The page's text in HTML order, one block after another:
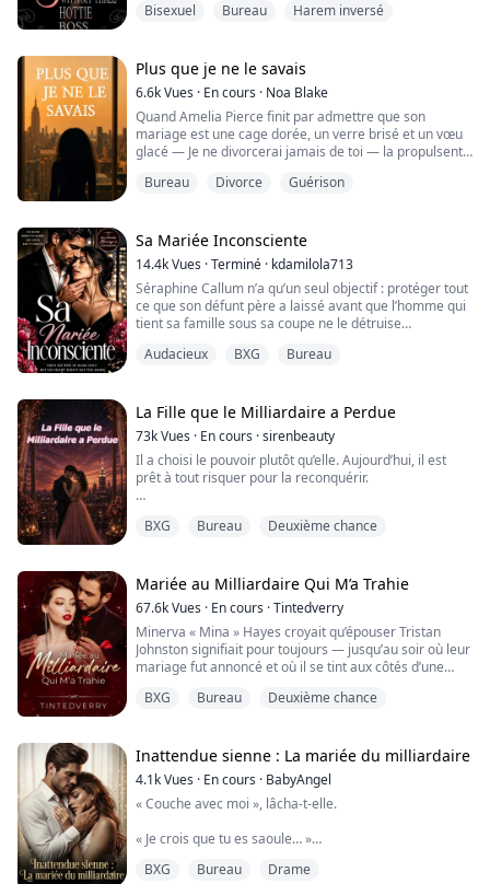
petite chatte ce qu'elle désire ? »
Le dur labeur de Joanna Clover à l'université a porté
ses fruits lorsqu'elle a reçu une offre d'emploi de
secrétaire dans l'entreprise de ses rêves, l...
Bisexuel Bureau Harem inversé
Plus que je ne le savais
6.6kVues · En cours · Noa Blake
Quand Amelia Pierce finit par admettre que son
mariage est une cage dorée, un verre brisé et un vœu
glacé — Je ne divorcerai jamais de toi — la propulsent
patron, son plus vieux secret, et l’homme qui, six ans
Dans un monde de salles de réunion au sommet des
tours et...
Bureau Divorce Guérison
Sa Mariée Inconsciente
14.4kVues ·Terminé · kdamilola713
Séraphine Callum n’a qu’un seul objectif : protéger tout
ce que son défunt père a laissé avant que l’homme qui
tient sa famille sous sa coupe ne le détruise
se soumettre en silence. Une rencontre fortuite avec
une femme mystérieuse lui offre une échappatoire
inattendue : un mariage é...
Audacieux BXG Bureau
La Fille que le Milliardaire a Perdue
73kVues · En cours ·sirenbeauty
Il a choisi le pouvoir plutôt qu’elle. Aujourd’hui, il est
prêt à tout risquer pour la reconquérir.
Villaruiz et est parti sans se retourner, ne lui laissant
Aujourd’hui, il est l’un des PDG les plus jeunes et les
plus puissants du pays.
Et Mia n’est plus la fill...
BXG Bureau Deuxième chance
Mariée au Milliardaire Qui M’a Trahie
67.6kVues · En cours ·Tintedverry
Minerva « Mina » Hayes croyait qu’épouser Tristan
Johnston signifiait pour toujours — jusqu’au soir où leur
mariage fut annoncé et où il se tint aux côtés d’une
sceau de la maîtresse éhontée, la troisième personne.
Trois ans plus tard, Mina revient ...
BXG Bureau Deuxième chance
Inattendue sienne : La mariée du milliardaire
4.1kVues · En cours · BabyAngel
« Couche avec moi », lâcha-t-elle.
« Je crois que tu es saoule… »
« Je ne suis pas saoule. Je ne le suis pas. Je sais ce que
BXG Bureau Drame